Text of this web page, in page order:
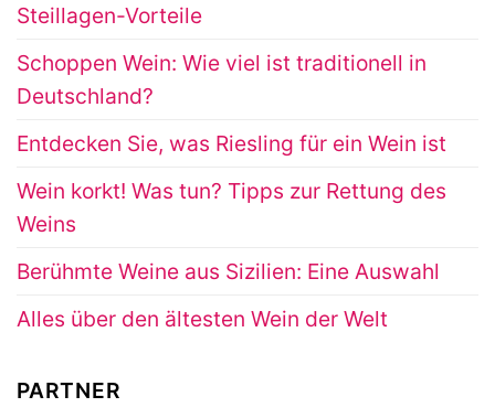
Steillagen-Vorteile
Schoppen Wein: Wie viel ist traditionell in
Deutschland?
Entdecken Sie, was Riesling für ein Wein ist
Wein korkt! Was tun? Tipps zur Rettung des
Weins
Berühmte Weine aus Sizilien: Eine Auswahl
Alles über den ältesten Wein der Welt
PARTNER